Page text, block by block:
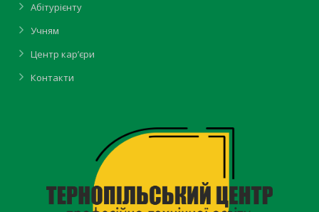
Абітурієнту
Учням
Центр кар’єри
Контакти